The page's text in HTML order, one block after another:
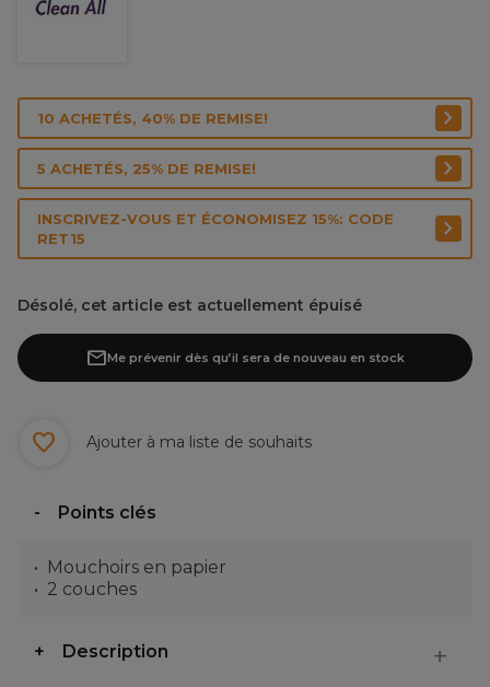
10 ACHETÉS, 40% DE REMISE!
5 ACHETÉS, 25% DE REMISE!
INSCRIVEZ-VOUS ET ÉCONOMISEZ 15%: CODE
RET15
Désolé, cet article est actuellement épuisé
Me prévenir dès qu’il sera de nouveau en stock
Ajouter à ma liste de souhaits
Points clés
Mouchoirs en papier
2 couches
Description